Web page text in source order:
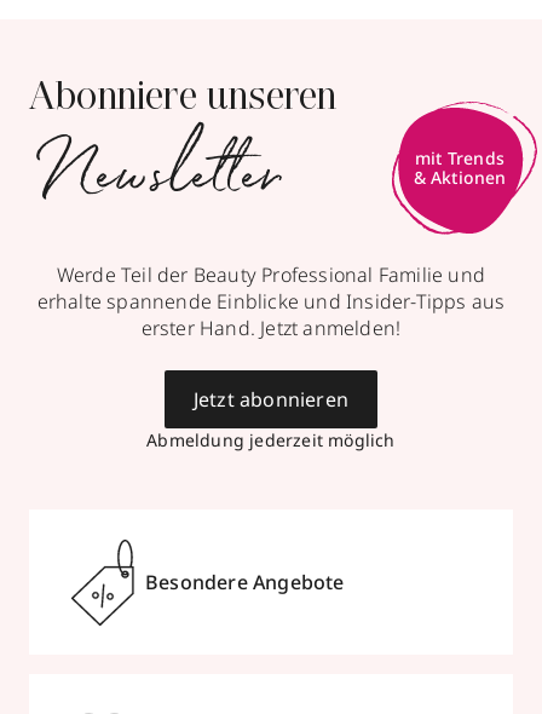
Abonniere unseren
Newsletter
mit Trends
& Aktionen
Werde Teil der Beauty Professional Familie und
erhalte spannende Einblicke und Insider-Tipps aus
erster Hand. Jetzt anmelden!
Abmeldung jederzeit möglich
Jetzt abonnieren
Besondere Angebote